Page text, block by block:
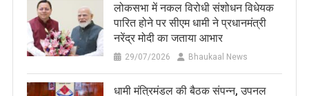
लोकसभा में नकल विरोधी संशोधन विधेयक
पारित होने पर सीएम धामी ने प्रधानमंत्री
नरेंद्र मोदी का जताया आभार
29/07/2026 Bhaukaal News
धामी मंत्रिमंडल की बैठक संपन्न, उपनल